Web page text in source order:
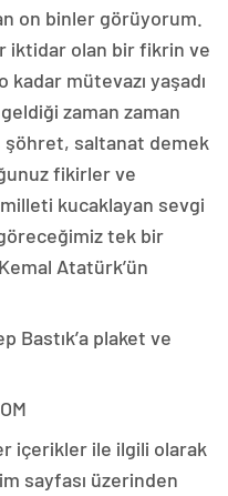
on binler görüyorum.
iktidar olan bir fikrin ve
mütevazı yaşadı
zaman zaman
şöhret, saltanat demek
fikirler ve
milleti kucaklayan sevgi
tek bir
Atatürk’ün
Bastık’a plaket ve
içerikler ile ilgili olarak
sayfası üzerinden